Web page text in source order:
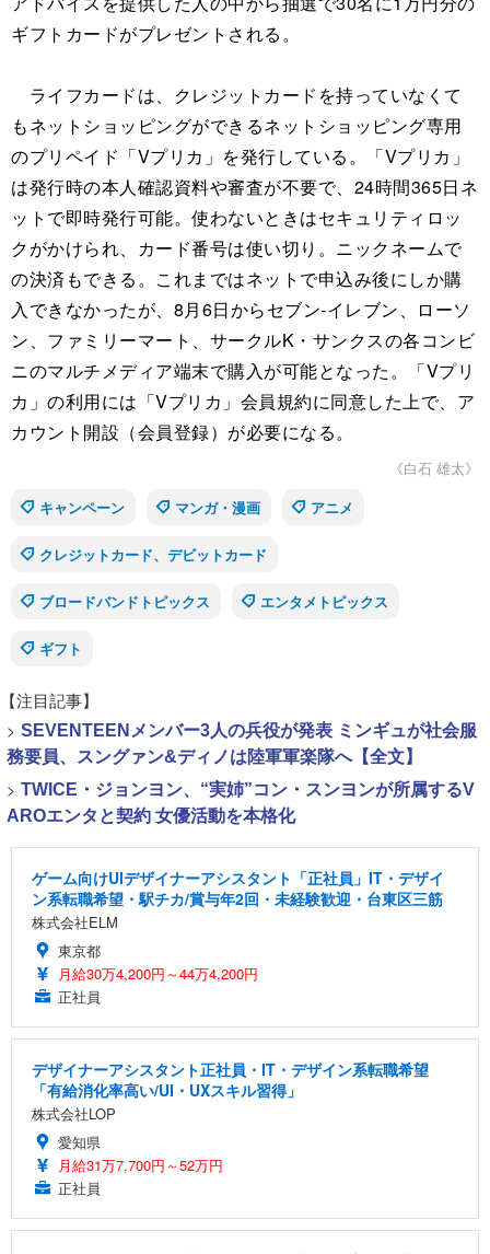
ギフトカードがプレゼントされる。
ライフカードは、クレジットカードを持っていなくて
もネットショッピングができるネットショッピング専用
のプリペイド「Vプリカ」を発行している。「Vプリカ」
は発行時の本人確認資料や審査が不要で、24時間365日ネ
ットで即時発行可能。使わないときはセキュリティロッ
クがかけられ、カード番号は使い切り。ニックネームで
の決済もできる。これまではネットで申込み後にしか購
入できなかったが、8月6日からセブン-イレブン、ローソ
ン、ファミリーマート、サークルK・サンクスの各コンビ
ニのマルチメディア端末で購入が可能となった。「Vプリ
カ」の利用には「Vプリカ」会員規約に同意した上で、ア
カウント開設（会員登録）が必要になる。
《白石 雄太》
キャンペーン
マンガ・漫画 アニメ
クレジットカード、デビットカード
ブロードバンドトピックス エンタメトピックス
ギフト
【注目記事】
> SEVENTEENメンバー3人の兵役が発表 ミンギュが社会服
務要員、スングァン&ディノは陸軍軍楽隊へ【全文】
> TWICE・ジョンヨン、“実姉”コン・スンヨンが所属するV
AROエンタと契約 女優活動を本格化
ゲーム向けUIデザイナーアシスタント「正社員」IT・デザイ
ン系転職希望・駅チカ/賞与年2回・未経験歓迎・台東区三筋
株式会社ELM
東京都
月給30万4,200円～44万4,200円
正社員
デザイナーアシスタント正社員・IT・デザイン系転職希望
「有給消化率高い/UI・UXスキル習得」
株式会社LOP
愛知県
月給31万7,700円～52万円
正社員